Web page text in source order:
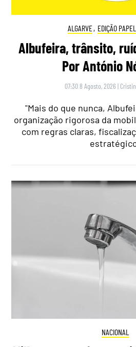
ALGARVE, EDIÇÃO PAPEL
Albufeira, trânsito,
Por António
07:30 8 Agosto, 2026 |
"Mais do que nunca,
organização rigorosa da
com regras claras,
NACIONAL